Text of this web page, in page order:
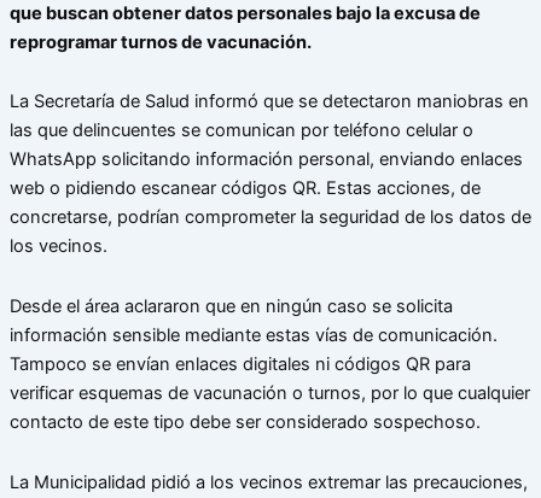
que buscan obtener datos personales bajo la excusa de
reprogramar turnos de vacunación.
La Secretaría de Salud informó que se detectaron maniobras en
las que delincuentes se comunican por teléfono celular o
WhatsApp solicitando información personal, enviando enlaces
web o pidiendo escanear códigos QR. Estas acciones, de
concretarse, podrían comprometer la seguridad de los datos de
los vecinos.
Desde el área aclararon que en ningún caso se solicita
información sensible mediante estas vías de comunicación.
Tampoco se envían enlaces digitales ni códigos QR para
verificar esquemas de vacunación o turnos, por lo que cualquier
contacto de este tipo debe ser considerado sospechoso.
La Municipalidad pidió a los vecinos extremar las precauciones,